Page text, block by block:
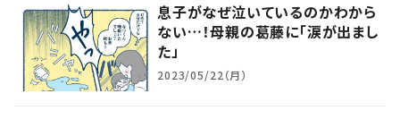
息子がなぜ泣いているのかわから
ない…！母親の葛藤に「涙が出まし
た」
2023/05/22（月）